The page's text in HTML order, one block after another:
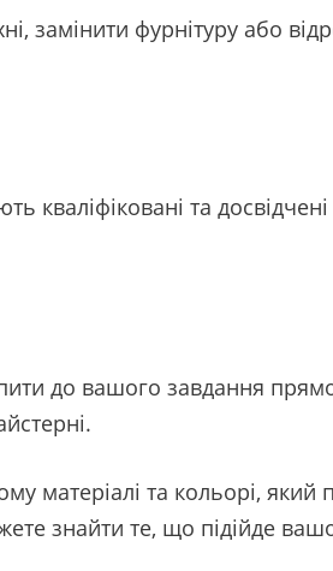
замінити фурнітуру або
кваліфіковані та
до вашого завдання
матеріалі та кольорі,
знайти те, що підійде